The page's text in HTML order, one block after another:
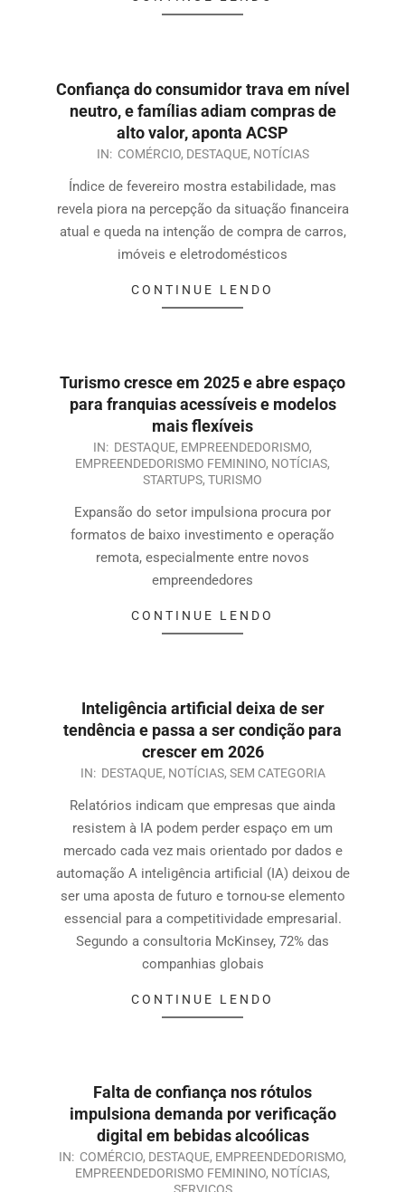
Confiança do consumidor trava em nível
neutro, e famílias adiam compras de
alto valor, aponta ACSP
IN: COMÉRCIO, DESTAQUE, NOTÍCIAS
Índice de fevereiro mostra estabilidade, mas
revela piora na percepção da situação financeira
atual e queda na intenção de compra de carros,
imóveis e eletrodomésticos
CONTINUE LENDO
Turismo cresce em 2025 e abre espaço
para franquias acessíveis e modelos
mais flexíveis
IN: DESTAQUE, EMPREENDEDORISMO,
EMPREENDEDORISMO FEMININO, NOTÍCIAS,
STARTUPS, TURISMO
Expansão do setor impulsiona procura por
formatos de baixo investimento e operação
remota, especialmente entre novos
empreendedores
CONTINUE LENDO
Inteligência artificial deixa de ser
tendência e passa a ser condição para
crescer em 2026
IN: DESTAQUE, NOTÍCIAS, SEM CATEGORIA
Relatórios indicam que empresas que ainda
resistem à IA podem perder espaço em um
mercado cada vez mais orientado por dados e
automação A inteligência artificial (IA) deixou de
ser uma aposta de futuro e tornou-se elemento
essencial para a competitividade empresarial.
Segundo a consultoria McKinsey, 72% das
companhias globais
CONTINUE LENDO
Falta de confiança nos rótulos
impulsiona demanda por verificação
digital em bebidas alcoólicas
IN: COMÉRCIO, DESTAQUE, EMPREENDEDORISMO,
EMPREENDEDORISMO FEMININO, NOTÍCIAS,
SERVIÇOS